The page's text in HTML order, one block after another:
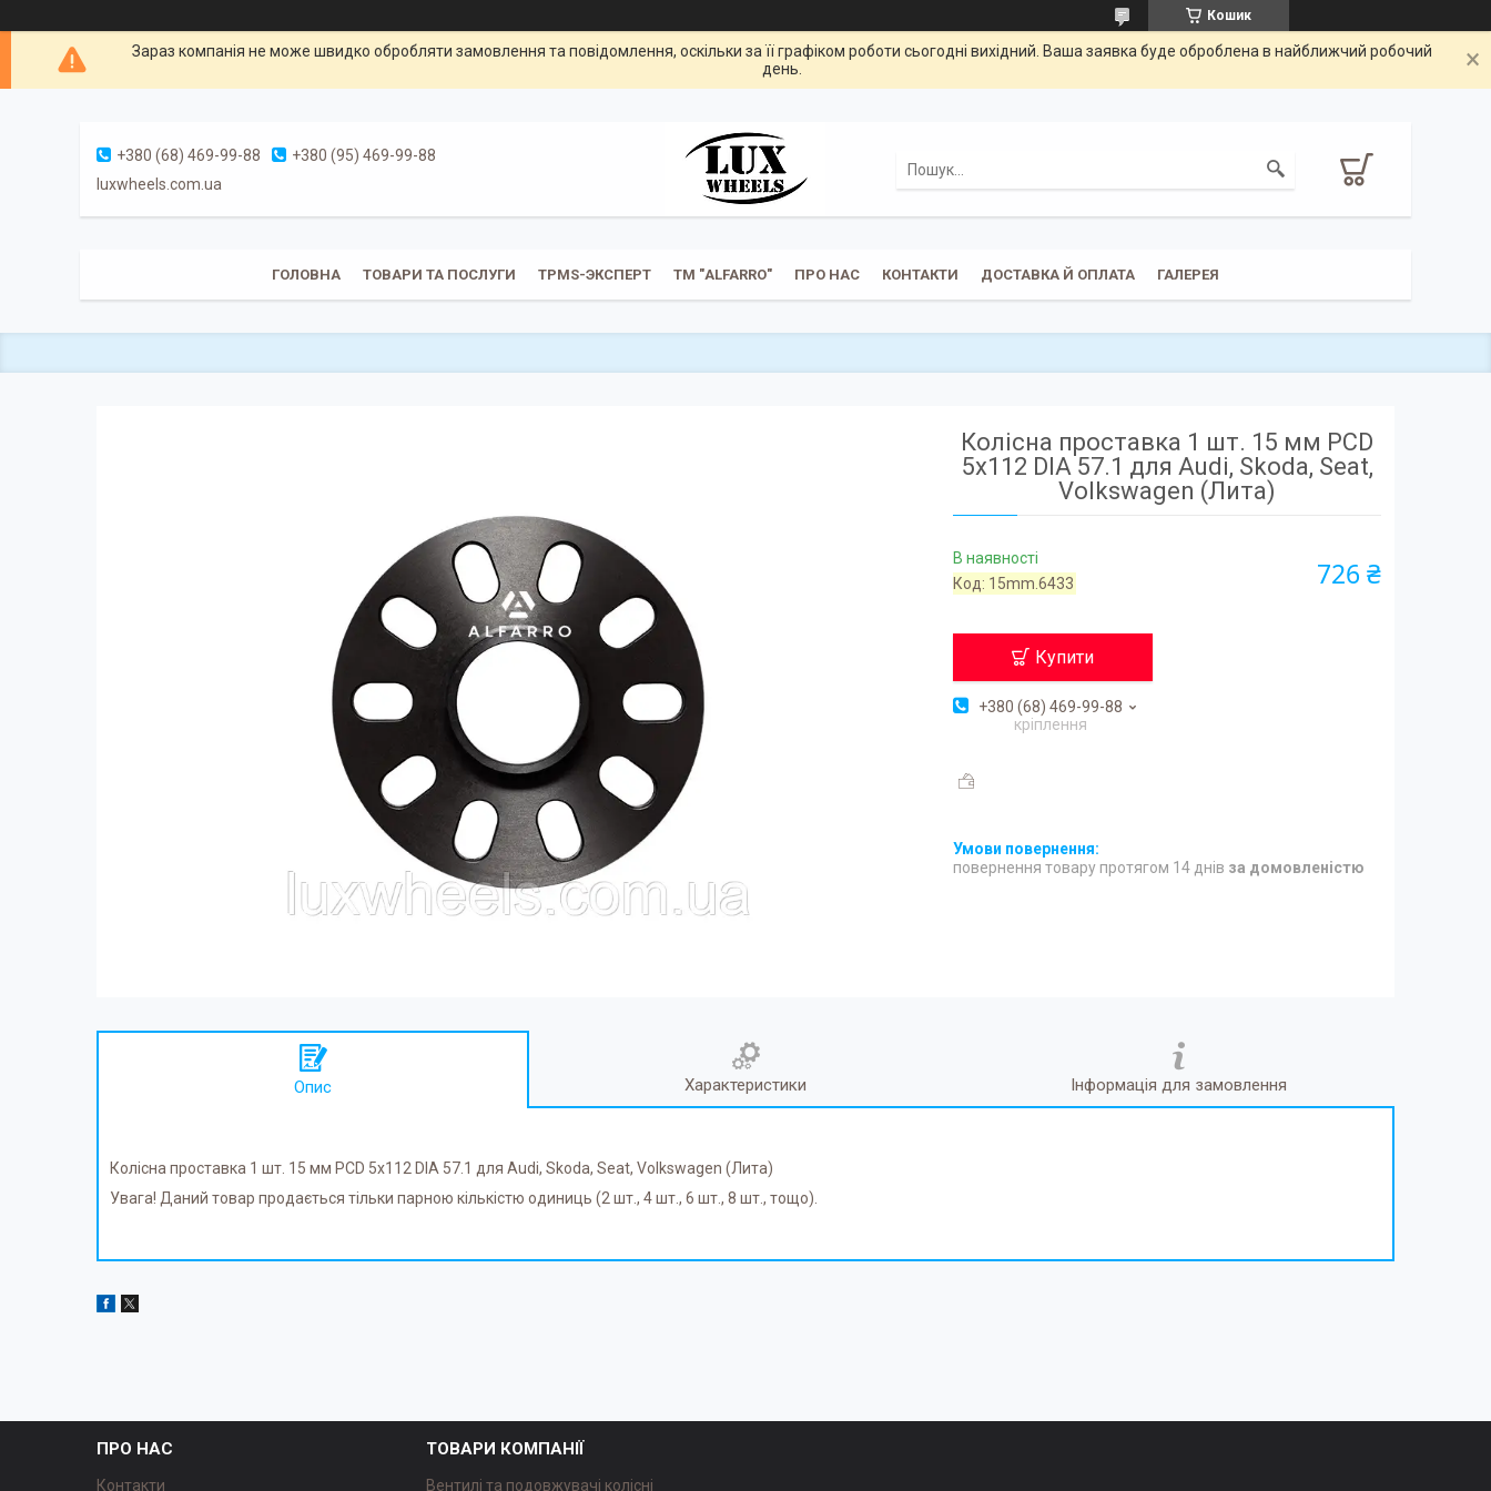
Кошик
Зараз компанія не може швидко обробляти замовлення та повідомлення, оскільки за її графіком роботи сьогодні вихідний. Ваша заявка буде оброблена в найближчий робочий
день.
+380 (68) 469-99-88
+380 (95) 469-99-88
luxwheels.com.ua
ГОЛОВНА ТОВАРИ ТА ПОСЛУГИ TPMS-ЭКСПЕРТ ТМ "ALFARRO" ПРО НАС КОНТАКТИ ДОСТАВКА Й ОПЛАТА ГАЛЕРЕЯ
Колісна проставка 1 шт. 15 мм PCD
5x112 DIA 57.1 для Audi, Skoda, Seat,
Volkswagen (Лита)
В наявності
Код: 15mm.6433 726 ₴
Купити
+380 (68) 469-99-88
кріплення
повернення товару протягом 14 днів за домовленістю
Опис Характеристики Інформація для замовлення
Колісна проставка 1 шт. 15 мм PCD 5x112 DIA 57.1 для Audi, Skoda, Seat, Volkswagen (Лита)
Увага! Даний товар продається тільки парною кількістю одиниць (2 шт., 4 шт., 6 шт., 8 шт., тощо).
ПРО НАС
Контакти
ТОВАРИ КОМПАНІЇ
Вентилі та подовжувачі колісні